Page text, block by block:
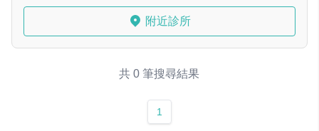
附近診所
共 0 筆搜尋結果
1